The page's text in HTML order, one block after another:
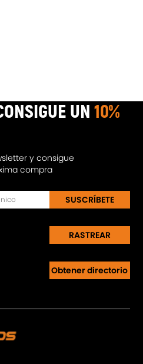
UN10%
y consigue
compra
SUSCRÍBETE
RASTREAR
Obtener directorio